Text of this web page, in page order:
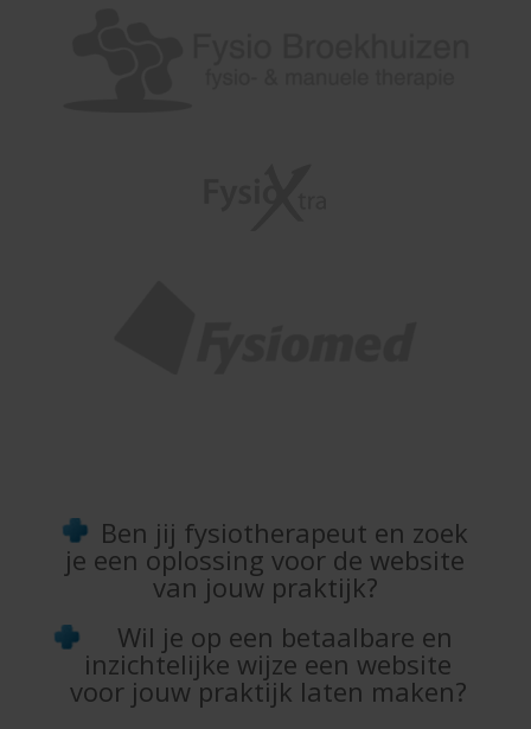
Ben jij fysiotherapeut en zoek
je een oplossing voor de website
van jouw praktijk?
Wil je op een betaalbare en
inzichtelijke wijze een website
voor jouw praktijk laten maken?